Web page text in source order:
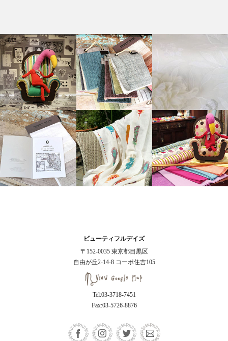
ビューティフルデイズ
〒152-0035 東京都目黒区
自由が丘2-14-8 コーポ住吉105
Tel:03-3718-7451
Fax:03-5726-8876